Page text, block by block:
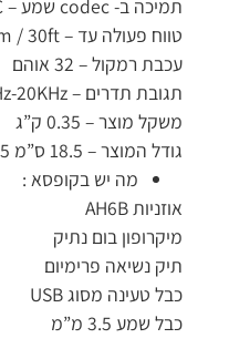
תמיכה ב- codec שמע – FastStream, SBC
טווח פעולה עד – Class 2, 10m / 30ft
עכבת רמקול – 32 אוהם
תגובת תדרים – 20Hz-20KHz
משקל מוצר – 0.35 ק”ג
גודל המוצר – 18.5 ס”מ X 15 ס”מ X 3.7 ס”מ
מה יש בקופסא :
אוזניות AH6B
מיקרופון בום נתיק
תיק נשיאה פרימיום
כבל טעינה מסוג USB
כבל שמע 3.5 מ”מ